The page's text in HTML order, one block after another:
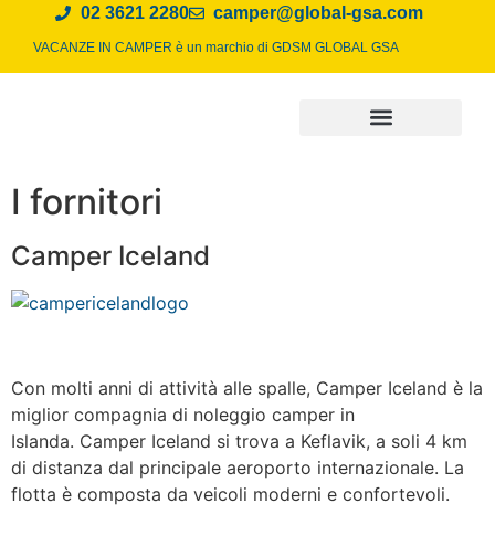
02 3621 2280 camper@global-gsa.com
VACANZE IN CAMPER è un marchio di GDSM GLOBAL GSA
I fornitori
Camper Iceland
Con molti anni di attività alle spalle, Camper Iceland è la
miglior compagnia di noleggio camper in
Islanda. Camper Iceland si trova a Keflavik, a soli 4 km
di distanza dal principale aeroporto internazionale. La
flotta è composta da veicoli moderni e confortevoli.